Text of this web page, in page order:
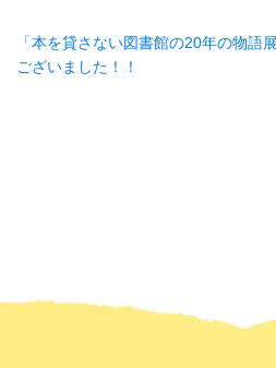
「本を貸さない図書館の20年の物語
ございました！！